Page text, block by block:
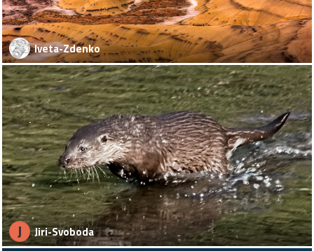
Iveta-Zdenko
J Jiri-Svoboda